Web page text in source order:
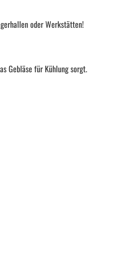
oder Werkstätten!
Gebläse für Kühlung sorgt.